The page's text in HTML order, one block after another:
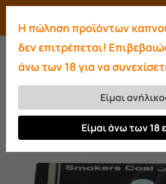
Skip
main
contentΑρχική σελίδα Κάρβουνα
Silver
Η πώληση προϊόντων
δεν επιτρέπεται!
άνω των 18 για να
Είμαι
Είμαι άνω των 18